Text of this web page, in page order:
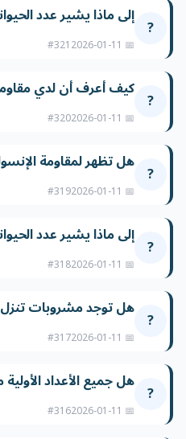
? إلى ماذا يشير عدد الحيوانات
📅 2026-01-11
#321
? كيف أعرف أن لدي
📅 2026-01-11
#320
? هل تظهر لمقاومة
📅 2026-01-11
#319
? إلى ماذا يشير عدد الحيوانات
📅 2026-01-11
#318
? هل توجد مشروبات تنزل
📅 2026-01-11
#317
? هل جميع الأعداد الأولية من 1 - 1000
📅 2026-01-11
#316